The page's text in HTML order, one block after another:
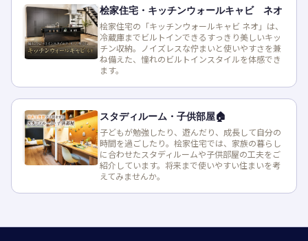
桧家住宅・キッチンウォールキャビ ネオ
桧家住宅の「キッチンウォールキャビ ネオ」は、
冷蔵庫までビルトインできるすっきり美しいキッ
チン収納。ノイズレスな佇まいと使いやすさを兼
ね備えた、憧れのビルトインスタイルを体感でき
ます。
スタディルーム・子供部屋🏠
子どもが勉強したり、遊んだり、成長して自分の
時間を過ごしたり。桧家住宅では、家族の暮らし
に合わせたスタディルームや子供部屋の工夫をご
紹介しています。将来まで使いやすい住まいを考
えてみませんか。